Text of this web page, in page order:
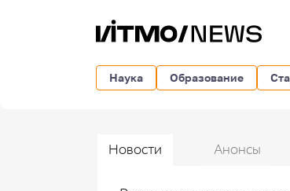
Наука Образование
Новости Анонсы